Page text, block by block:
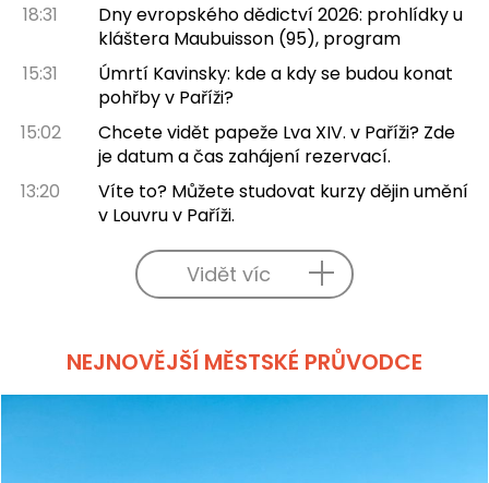
18:31
Dny evropského dědictví 2026: prohlídky u
kláštera Maubuisson (95), program
15:31
Úmrtí Kavinsky: kde a kdy se budou konat
pohřby v Paříži?
15:02
Chcete vidět papeže Lva XIV. v Paříži? Zde
je datum a čas zahájení rezervací.
13:20
Víte to? Můžete studovat kurzy dějin umění
v Louvru v Paříži.
Vidět víc
NEJNOVĚJŠÍ MĚSTSKÉ PRŮVODCE